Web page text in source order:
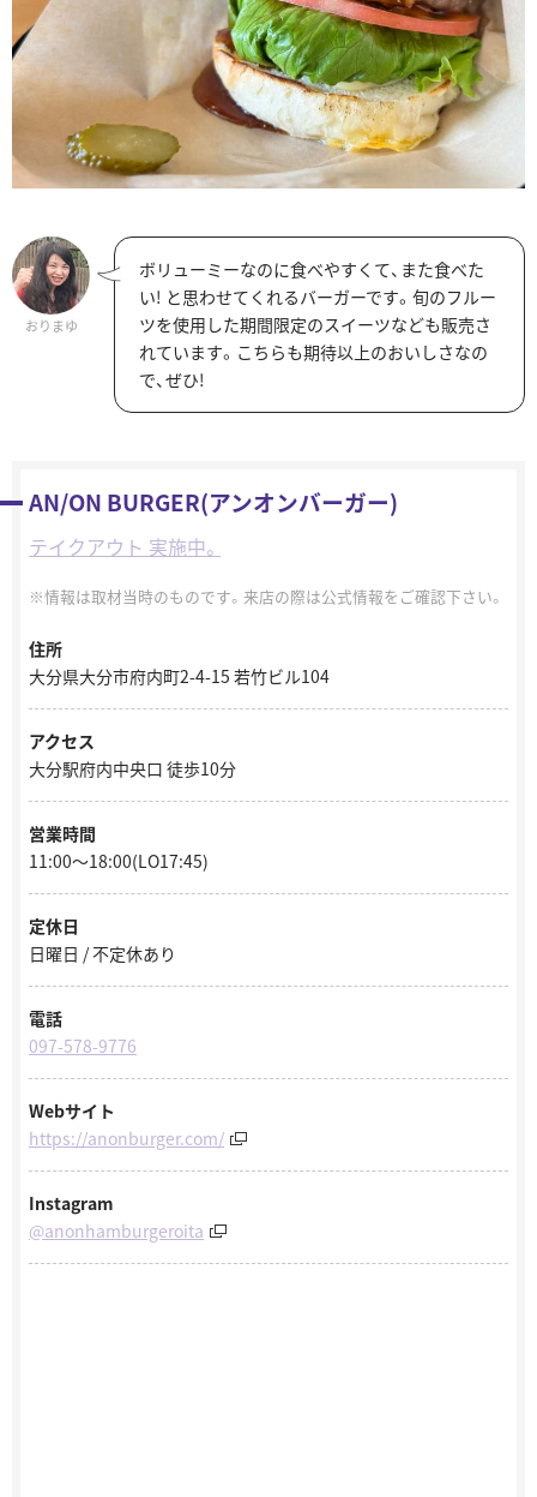
おりまゆ
ボリューミーなのに食べやすくて、また食べた
い! と思わせてくれるバーガーです。旬のフルー
ツを使用した期間限定のスイーツなども販売さ
れています。こちらも期待以上のおいしさなの
で、ぜひ!
AN/ON BURGER(アンオンバーガー)
テイクアウト 実施中。
情報は取材当時のものです。来店の際は公式情報をご確認下さい。
住所
大分県大分市府内町2-4-15 若竹ビル104
アクセス
大分駅府内中央口 徒歩10分
営業時間
11:00～18:00(LO17:45)
定休日
日曜日 / 不定休あり
電話
097-578-9776
Webサイト
https://anonburger.com/
Instagram
@anonhamburgeroita